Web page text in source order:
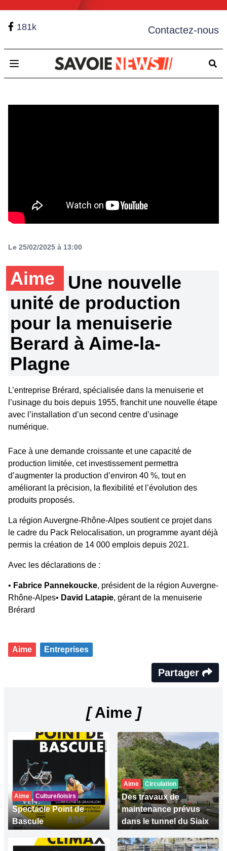
181k Contactez-nous
Open main menu
Le 25/02/2025 à 13:00
Aime
Une nouvelle
unité de production
pour la menuiserie
Berard à Aime-la-
Plagne
L’entreprise Brérard, spécialisée dans la menuiserie et
l’usinage du bois depuis 1955, franchit une nouvelle étape
avec l’installation d’un second centre d’usinage
numérique.
Face à une demande croissante et une capacité de
production limitée, cet investissement permettra
d’augmenter la production d’environ 40 %, tout en
améliorant la précision, la flexibilité et l’évolution des
produits proposés.
La région Auvergne-Rhône-Alpes soutient ce projet dans
le cadre du Pack Relocalisation, un programme ayant déjà
permis la création de 14 000 emplois depuis 2021.
Avec les déclarations de :
• Fabrice Pannekoucke, président de la région Auvergne-
Rhône-Alpes• David Latapie, gérant de la menuiserie
Brérard
Aime Entreprises
Partager
[Aime ]
Aime Culture/loisirs
Spectacle Point de
Bascule
Aime Circulation
Des travaux de
maintenance prévus
dans le tunnel du Siaix